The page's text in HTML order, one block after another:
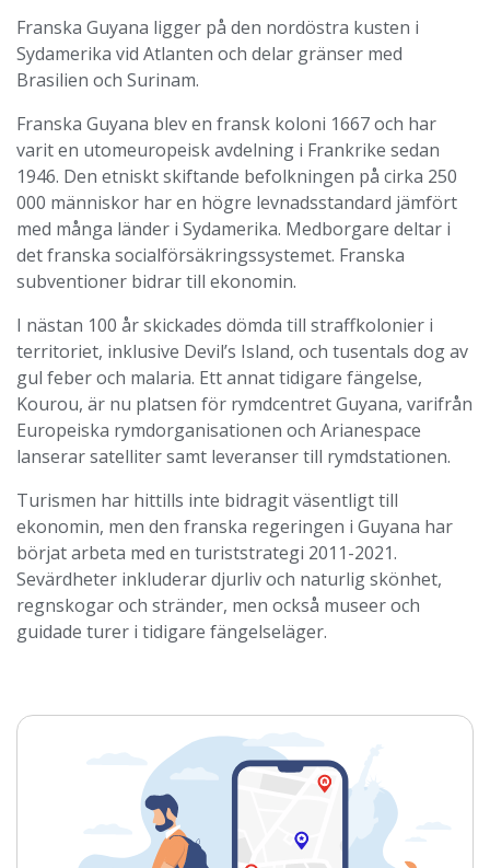
Franska Guyana ligger på den nordöstra kusten i
Sydamerika vid Atlanten och delar gränser med
Brasilien och Surinam.
Franska Guyana blev en fransk koloni 1667 och har
varit en utomeuropeisk avdelning i Frankrike sedan
1946. Den etniskt skiftande befolkningen på cirka 250
000 människor har en högre levnadsstandard jämfört
med många länder i Sydamerika. Medborgare deltar i
det franska socialförsäkringssystemet. Franska
subventioner bidrar till ekonomin.
I nästan 100 år skickades dömda till straffkolonier i
territoriet, inklusive Devil’s Island, och tusentals dog av
gul feber och malaria. Ett annat tidigare fängelse,
Kourou, är nu platsen för rymdcentret Guyana, varifrån
Europeiska rymdorganisationen och Arianespace
lanserar satelliter samt leveranser till rymdstationen.
Turismen har hittills inte bidragit väsentligt till
ekonomin, men den franska regeringen i Guyana har
börjat arbeta med en turiststrategi 2011-2021.
Sevärdheter inkluderar djurliv och naturlig skönhet,
regnskogar och stränder, men också museer och
guidade turer i tidigare fängelseläger.